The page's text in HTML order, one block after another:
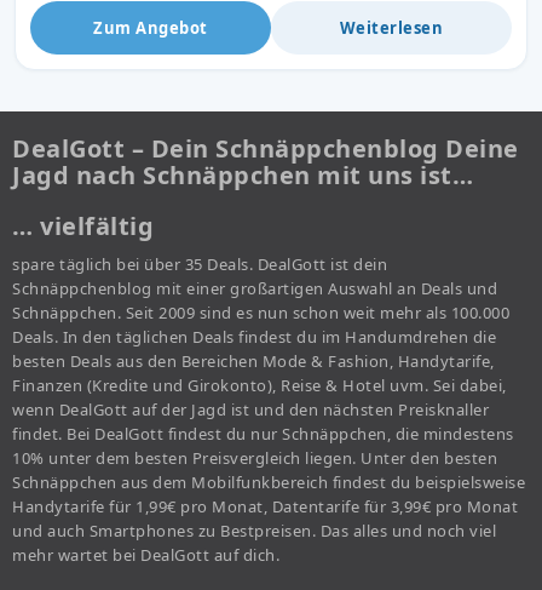
Zum Angebot Weiterlesen
DealGott – Dein Schnäppchenblog Deine
Jagd nach Schnäppchen mit uns ist…
… vielfältig
spare täglich bei über 35 Deals. DealGott ist dein
Schnäppchenblog mit einer großartigen Auswahl an Deals und
Schnäppchen. Seit 2009 sind es nun schon weit mehr als 100.000
Deals. In den täglichen Deals findest du im Handumdrehen die
besten Deals aus den Bereichen Mode & Fashion, Handytarife,
Finanzen (Kredite und Girokonto), Reise & Hotel uvm. Sei dabei,
wenn DealGott auf der Jagd ist und den nächsten Preisknaller
findet. Bei DealGott findest du nur Schnäppchen, die mindestens
10% unter dem besten Preisvergleich liegen. Unter den besten
Schnäppchen aus dem Mobilfunkbereich findest du beispielsweise
Handytarife für 1,99€ pro Monat, Datentarife für 3,99€ pro Monat
und auch Smartphones zu Bestpreisen. Das alles und noch viel
mehr wartet bei DealGott auf dich.